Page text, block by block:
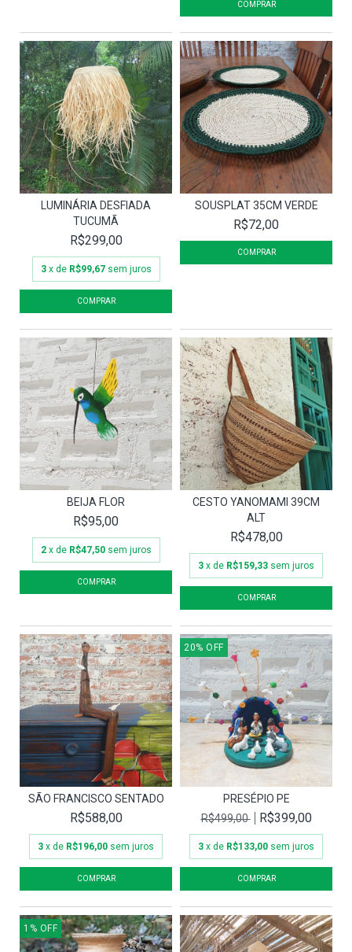
LUMINÁRIA DESFIADA
TUCUMÃ
R$299,00
3 x de R$99,67 sem juros
SOUSPLAT 35CM VERDE
R$72,00
BEIJA FLOR
R$95,00
2 x de R$47,50 sem juros
CESTO YANOMAMI 39CM
ALT
R$478,00
3 x de R$159,33 sem juros
SÃO FRANCISCO SENTADO
R$588,00
3 x de R$196,00 sem juros
20% OFF
PRESÉPIO PE
R$499,00
R$399,00
3 x de R$133,00 sem juros
1 % OFF